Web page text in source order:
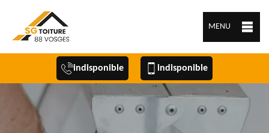
MENU
indisponible indisponible